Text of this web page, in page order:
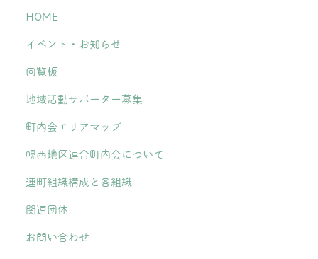
HOME
イベント・お知らせ
回覧板
地域活動サポーター募集
町内会エリアマップ
幌西地区連合町内会について
連町組織構成と各組織
関連団体
お問い合わせ